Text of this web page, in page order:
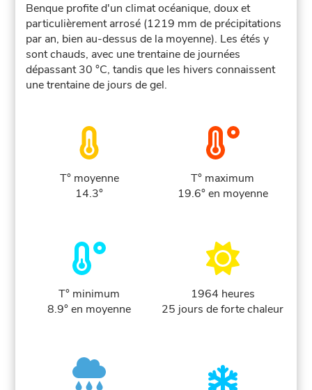
Benque profite d'un climat océanique, doux et
particulièrement arrosé (1219 mm de précipitations
par an, bien au-dessus de la moyenne). Les étés y
sont chauds, avec une trentaine de journées
dépassant 30 °C, tandis que les hivers connaissent
une trentaine de jours de gel.
T° moyenne
14.3°
T° maximum
19.6° en moyenne
T° minimum
8.9° en moyenne
1964 heures
25 jours de forte chaleur